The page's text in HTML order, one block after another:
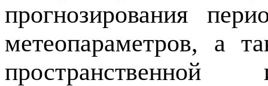
прогнозирования
метеопараметров, а
пространственной